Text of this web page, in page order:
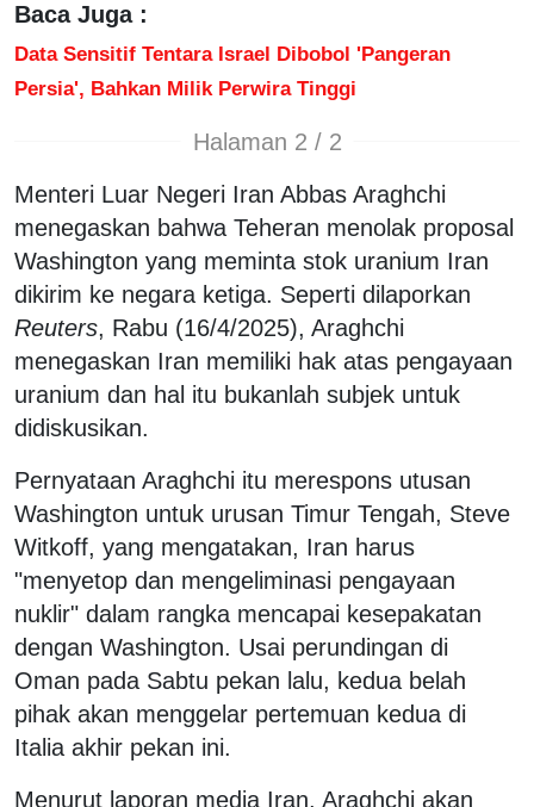
Baca Juga :
Data Sensitif Tentara Israel Dibobol 'Pangeran
Persia', Bahkan Milik Perwira Tinggi
Halaman 2 / 2
Menteri Luar Negeri Iran Abbas Araghchi
menegaskan bahwa Teheran menolak proposal
Washington yang meminta stok uranium Iran
dikirim ke negara ketiga. Seperti dilaporkan
Reuters, Rabu (16/4/2025), Araghchi
menegaskan Iran memiliki hak atas pengayaan
uranium dan hal itu bukanlah subjek untuk
didiskusikan.
Pernyataan Araghchi itu merespons utusan
Washington untuk urusan Timur Tengah, Steve
Witkoff, yang mengatakan, Iran harus
"menyetop dan mengeliminasi pengayaan
nuklir" dalam rangka mencapai kesepakatan
dengan Washington. Usai perundingan di
Oman pada Sabtu pekan lalu, kedua belah
pihak akan menggelar pertemuan kedua di
Italia akhir pekan ini.
Menurut laporan media Iran, Araghchi akan